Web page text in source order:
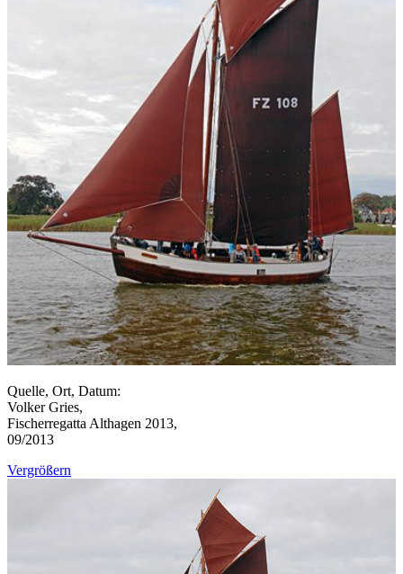
Quelle, Ort, Datum:
Volker Gries,
Fischerregatta Althagen 2013,
09/2013
Vergrößern